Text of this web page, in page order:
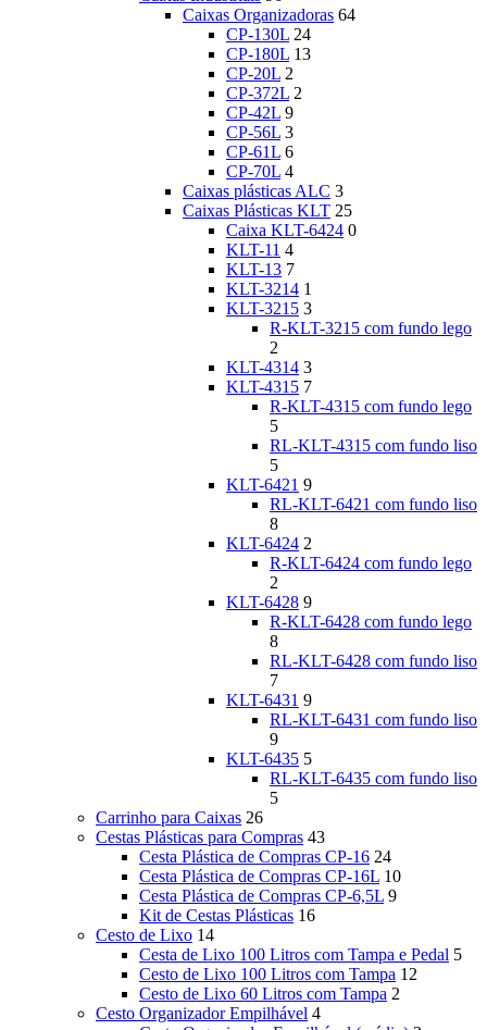
Caixas Organizadoras 64
CP-130L 24
CP-180L 13
CP-20L 2
CP-372L 2
CP-42L 9
CP-56L 3
CP-61L 6
CP-70L 4
Caixas plásticas ALC 3
Caixas Plásticas KLT 25
Caixa KLT-6424 0
KLT-11 4
KLT-13 7
KLT-3214 1
KLT-3215 3
R-KLT-3215 com fundo lego
2
KLT-4314 3
KLT-4315 7
R-KLT-4315 com fundo lego
5
RL-KLT-4315 com fundo liso
5
KLT-6421 9
RL-KLT-6421 com fundo liso
8
KLT-6424 2
R-KLT-6424 com fundo lego
2
KLT-6428 9
R-KLT-6428 com fundo lego
8
RL-KLT-6428 com fundo liso
7
KLT-6431 9
RL-KLT-6431 com fundo liso
9
KLT-6435 5
RL-KLT-6435 com fundo liso
5
Carrinho para Caixas 26
Cestas Plásticas para Compras 43
Cesta Plástica de Compras CP-16 24
Cesta Plástica de Compras CP-16L 10
Cesta Plástica de Compras CP-6,5L 9
Kit de Cestas Plásticas 16
Cesto de Lixo 14
Cesta de Lixo 100 Litros com Tampa e Pedal 5
Cesto de Lixo 100 Litros com Tampa 12
Cesto de Lixo 60 Litros com Tampa 2
Cesto Organizador Empilhável 4